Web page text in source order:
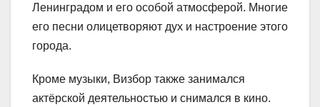
Ленинградом и его особой атмосферой. Многие
его песни олицетворяют дух и настроение этого
города.
Кроме музыки, Визбор также занимался
актёрской деятельностью и снимался в кино.